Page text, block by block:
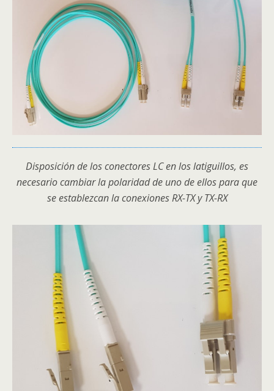
Disposición de los conectores LC en los latiguillos, es
necesario cambiar la polaridad de uno de ellos para que
se establezcan la conexiones RX-TX y TX-RX